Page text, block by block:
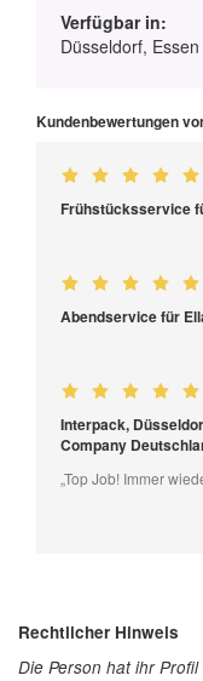
Verfügbar in:
Düsseldorf,
Kundenbewertungen
Frühstücksservice
Abendservice für
Interpack,
Company
„Top Job! Immer
Rechtlicher Hinweis
Die Person hat ihr